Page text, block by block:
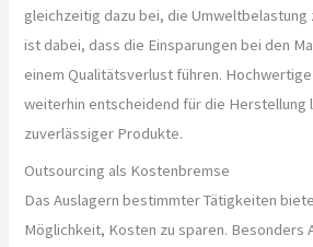
gleichzeitig dazu bei, die Umweltbelastung
ist dabei, dass die Einsparungen bei den
einem Qualitätsverlust führen.
weiterhin entscheidend für die Herstellung
zuverlässiger Produkte.
Outsourcing als Kostenbremse
Das Auslagern bestimmter Tätigkeiten
Möglichkeit, Kosten zu sparen. Besonders